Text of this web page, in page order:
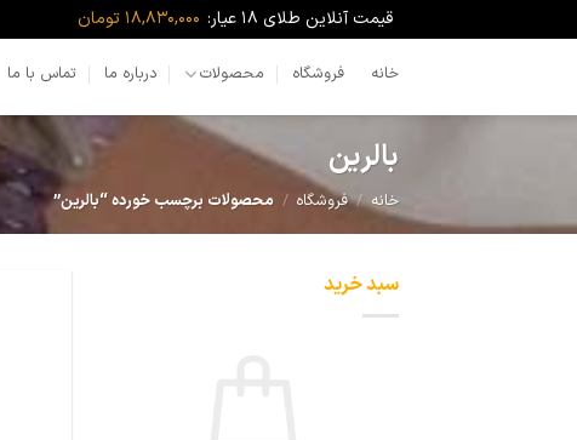
to
قیمت آنلاین طلای ۱۸ عیار: 18,830,000 تومان
خانه فروشگاه محصولات درباره ما تماس با ما
بالرین
خانه / فروشگاه / محصولات برچسب خورده “بالرین”
سبد خرید